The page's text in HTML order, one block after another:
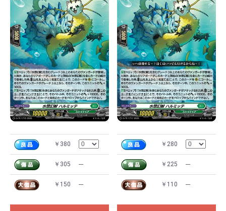
￥380
￥305 ---
￥150 ---
￥280
￥225 ---
￥110 ---